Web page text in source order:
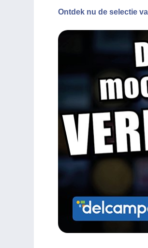
Ontdek nu de selectie